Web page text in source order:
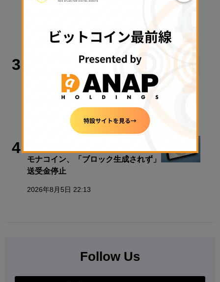
CEO、Coldcard流出問題受け自社の
2026年8月5日 16:49
3
ビットコイン、海峡開放期待で米株史
上最高値、Clarity法案は大詰め【楽天
ウォレットDaily Report】
2026年8月5日 13:27
4
モナコイン、「ブロック生成されず」
送受金停止
2026年8月5日 22:13
Follow Us